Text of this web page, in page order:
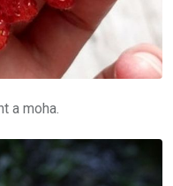
a moha.